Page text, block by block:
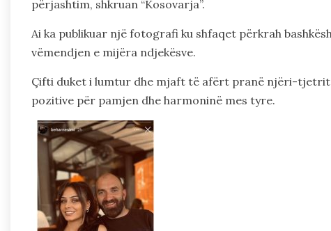
përjashtim, shkruan “Kosovarja”.
Ai ka publikuar një fotografi ku shfaqet përkrah
vëmendjen e mijëra ndjekësve.
Çifti duket i lumtur dhe mjaft të afërt pranë njëri-
pozitive për pamjen dhe harmoninë mes tyre.